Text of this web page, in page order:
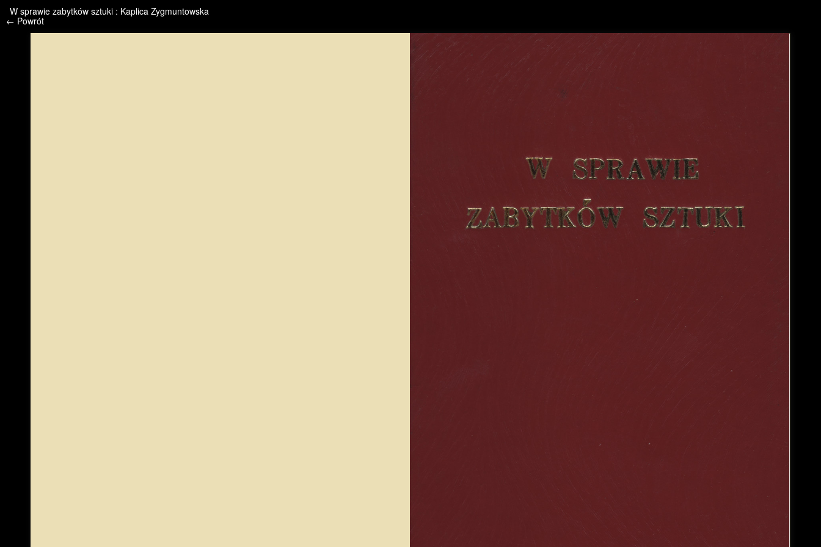
/* */ /* */ /* pliki_strona_po_stronie */
W sprawie zabytków sztuki : Kaplica Zygmuntowska
← Powrót